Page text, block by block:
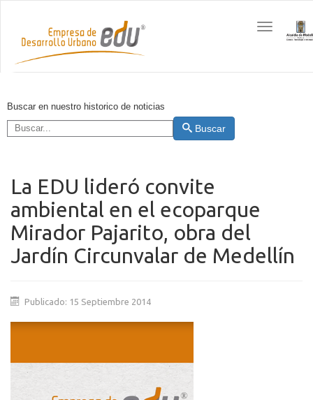
Toggle
navigation
Buscar en nuestro historico de noticias
Buscar
La EDU lideró convite
ambiental en el ecoparque
Mirador Pajarito, obra del
Jardín Circunvalar de Medellín
Publicado: 15 Septiembre 2014